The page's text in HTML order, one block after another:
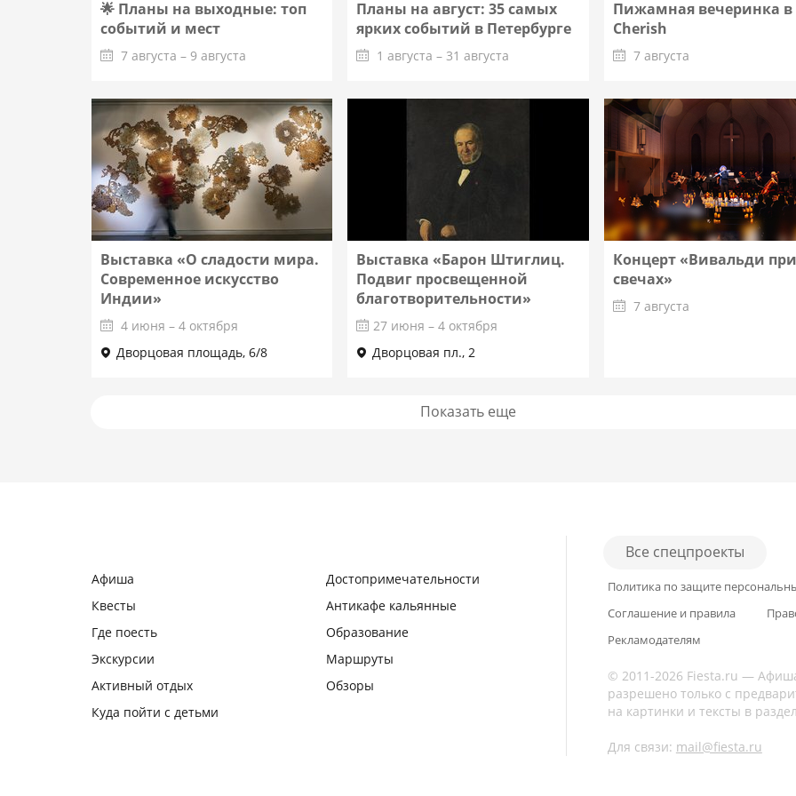
🌟 Планы на выходные: топ
событий и мест
7 августа – 9 августа
Подробнее
Планы на август: 35 самых
ярких событий в Петербурге
1 августа – 31 августа
Пижамная вечеринка в
Cherish
7 августа
Подробнее
Выставка «О сладости мира.
Современное искусство
Индии»
4 июня – 4 октября
Дворцовая площадь, 6/8
Выставка «Барон Штиглиц.
Подвиг просвещенной
благотворительности»
27 июня – 4 октября
Дворцовая пл., 2
Подробнее
Концерт «Вивальди при
свечах»
7 августа
Показать еще
Афиша
Квесты
Где поесть
Экскурсии
Активный отдых
Куда пойти с детьми
Достопримечательности
Антикафе кальянные
Образование
Маршруты
Обзоры
Все спецпроекты
Политика по защите
Соглашение и правила
Рекламодателям
© 2011-2026 Fiesta.ru —
разрешено только с
на картинки и тексты в
Для связи: mail@fiesta.ru